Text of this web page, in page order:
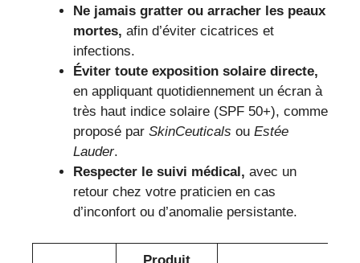
Ne jamais gratter ou arracher les peaux
mortes, afin d’éviter cicatrices et
infections.
Éviter toute exposition solaire directe,
en appliquant quotidiennement un écran à
très haut indice solaire (SPF 50+), comme
proposé par SkinCeuticals ou Estée
Lauder.
Respecter le suivi médical, avec un
retour chez votre praticien en cas
d’inconfort ou d’anomalie persistante.
Produit